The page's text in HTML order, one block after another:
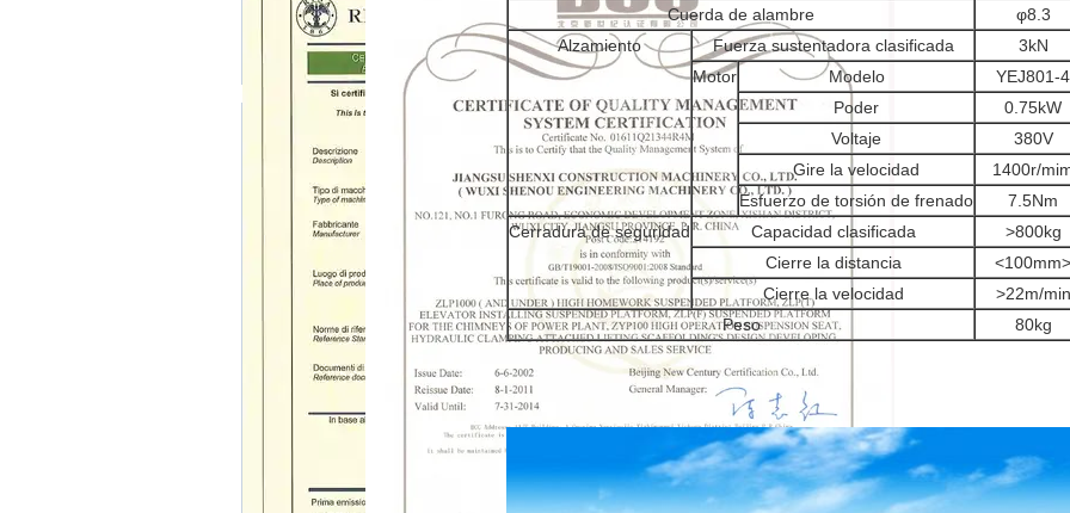
Cuerda de alambre
φ8.3
Alzamiento
Fuerza sustentadora clasificada
3kN
Motor
Modelo
YEJ801-4
Poder
0.75kW
Voltaje
380V
Gire la velocidad
1400r/
Esfuerzo de torsión de frenado
7.5Nm
Cerradura de seguridad
Capacidad clasificada
>800kg
Cierre la distancia
<100mm>
Cierre la velocidad
>22m/min
Peso
80kg